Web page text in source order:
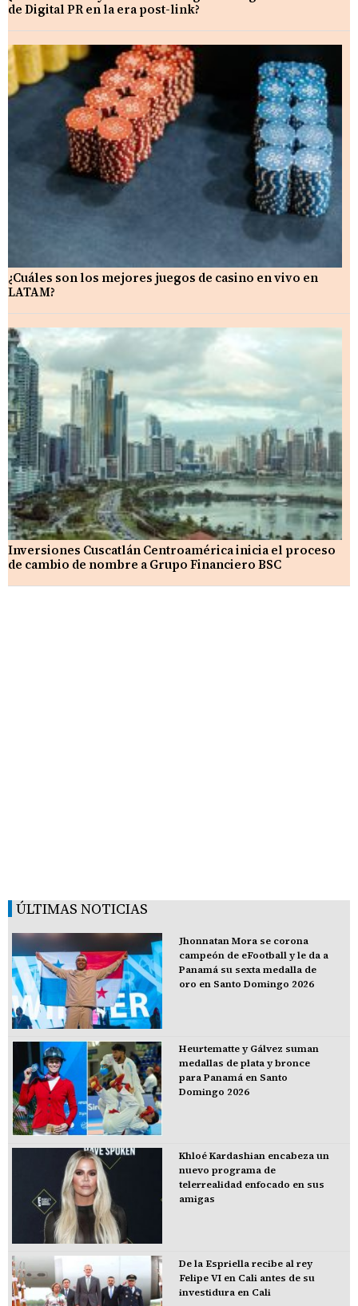
de Digital PR en la era post-link?
¿Cuáles son los mejores juegos de casino en vivo en
LATAM?
Inversiones Cuscatlán Centroamérica inicia el proceso
de cambio de nombre a Grupo Financiero BSC
ÚLTIMAS NOTICIAS
Jhonnatan Mora se corona
campeón de eFootball y le da a
Panamá su sexta medalla de
oro en Santo Domingo 2026
Heurtematte y Gálvez suman
medallas de plata y bronce
para Panamá en Santo
Domingo 2026
Khloé Kardashian encabeza un
nuevo programa de
telerrealidad enfocado en sus
amigas
De la Espriella recibe al rey
Felipe VI en Cali antes de su
investidura en Cali